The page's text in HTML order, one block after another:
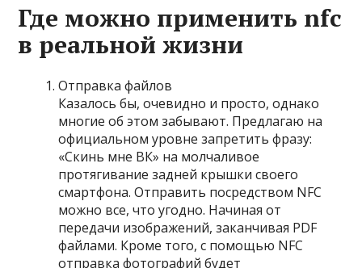
Где можно применить nfc
в реальной жизни
Отправка файлов
Казалось бы, очевидно и просто, однако
многие об этом забывают. Предлагаю на
официальном уровне запретить фразу:
«Скинь мне ВК» на молчаливое
протягивание задней крышки своего
смартфона. Отправить посредством NFC
можно все, что угодно. Начиная от
передачи изображений, заканчивая PDF
файлами. Кроме того, с помощью NFC
отправка фотографий будет